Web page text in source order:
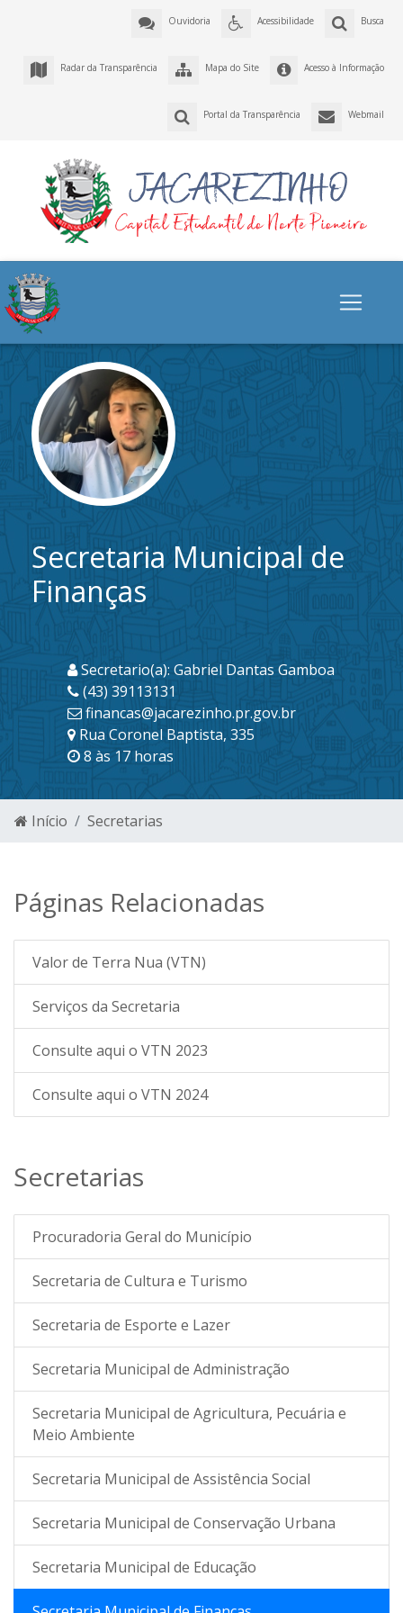
Busca
Acessibilidade
Ouvidoria
Acesso à Informação
Mapa do Site
Radar da Transparência
Webmail
Portal da Transparência
Secretaria Municipal de
Finanças
Secretario(a): Gabriel Dantas Gamboa
(43) 39113131
financas@jacarezinho.pr.gov.br
Rua Coronel Baptista, 335
8 às 17 horas
Início Secretarias
Páginas Relacionadas
Valor de Terra Nua (VTN)
Serviços da Secretaria
Consulte aqui o VTN 2023
Consulte aqui o VTN 2024
Secretarias
Procuradoria Geral do Município
Secretaria de Cultura e Turismo
Secretaria de Esporte e Lazer
Secretaria Municipal de Administração
Secretaria Municipal de Agricultura, Pecuária e
Meio Ambiente
Secretaria Municipal de Assistência Social
Secretaria Municipal de Conservação Urbana
Secretaria Municipal de Educação